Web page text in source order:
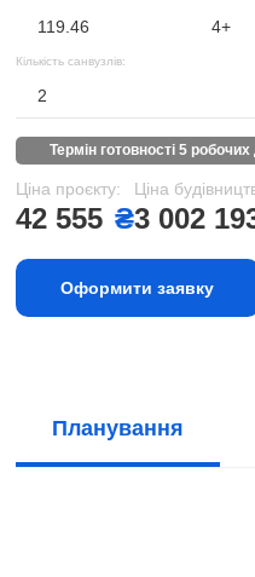
119.46 4+
Кількість санвузлів:
2
термін готовності 5 робочих
Ціна проєкту:
42 555 ₴
Ціна
3 002
Оформити заявку
Планування